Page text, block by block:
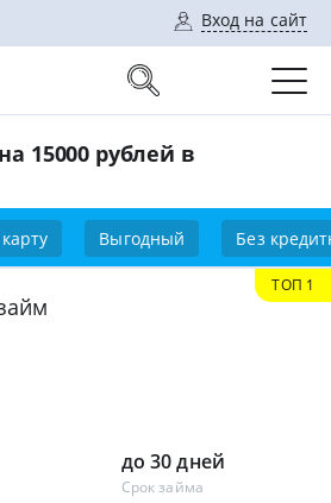
Вход на сайт
15000 рублей в
Выгодный Без
до 30 дней
Срок займа
ТОП 1